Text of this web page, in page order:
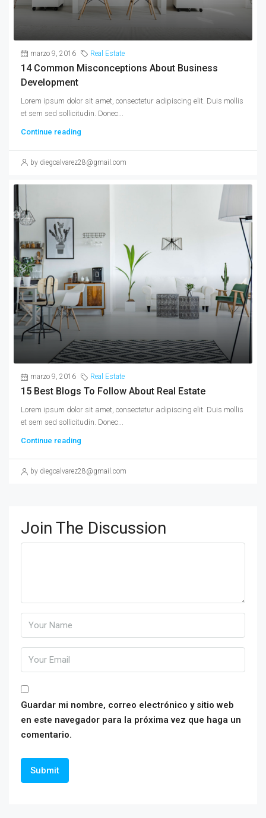
marzo 9, 2016 Real Estate
14 Common Misconceptions About Business
Development
Lorem ipsum dolor sit amet, consectetur adipiscing elit. Duis mollis
et sem sed sollicitudin. Donec...
Continue reading
by diegoalvarez28@gmail.com
marzo 9, 2016 Real Estate
15 Best Blogs To Follow About Real Estate
Lorem ipsum dolor sit amet, consectetur adipiscing elit. Duis mollis
et sem sed sollicitudin. Donec...
Continue reading
by diegoalvarez28@gmail.com
Join The Discussion
Guardar mi nombre, correo electrónico y sitio web
en este navegador para la próxima vez que haga un
comentario.